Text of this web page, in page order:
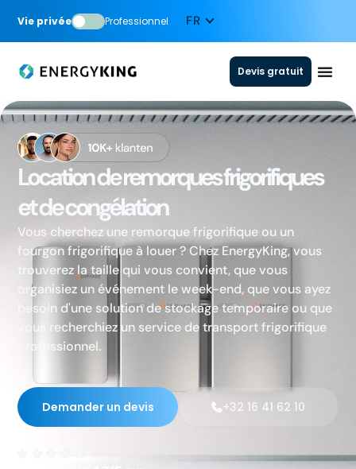
Vie privée Professionnel
Devis gratuit
Location de remorques frigorifiques
et de congélation
Vous cherchez une remorque frigorifique ou un
fourgon frigorifique à louer ? Chez EnergyKing, vous
trouverez la taille qui vous convient, que vous
organisiez un événement le week-end, que vous ayez
besoin d'une solution de stockage temporaire ou que
vous recherchiez un service de transport frigorifique
professionnel.
Demander un devis +32 16 41 62 10